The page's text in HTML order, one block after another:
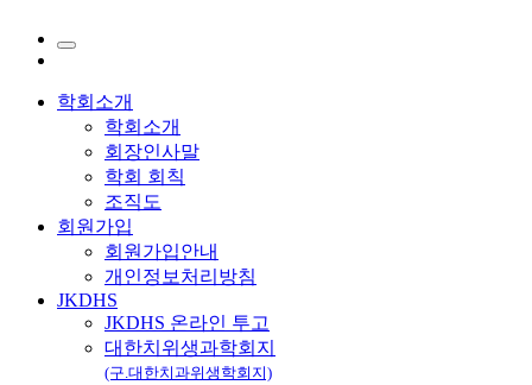
학회소개
학회소개
회장인사말
학회 회칙
조직도
회원가입
회원가입안내
개인정보처리방침
JKDHS
JKDHS 온라인 투고
대한치위생과학회지
(구.대한치과위생학회지)